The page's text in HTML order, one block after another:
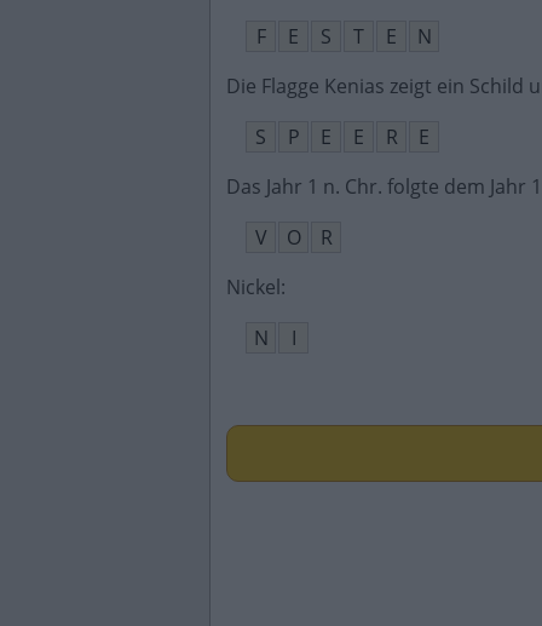
F
E S T E
N
Die Flagge Kenias zeigt ein Schild
S
P E E R
E
Das Jahr 1 n. Chr. folgte dem Jahr
V
O
R
Nickel:
N
I